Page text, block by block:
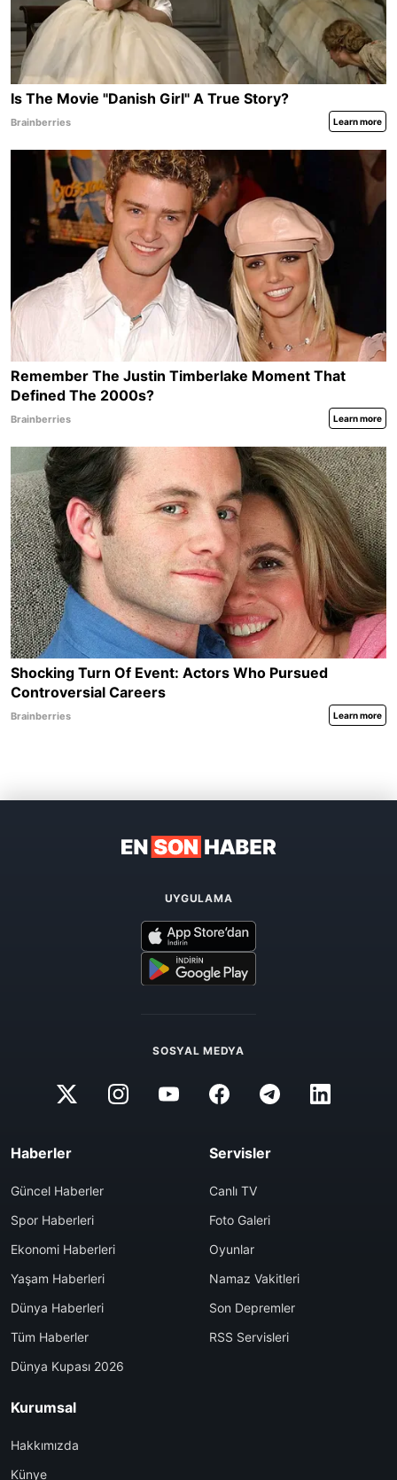
UYGULAMA
SOSYAL MEDYA
Haberler
Güncel Haberler
Spor Haberleri
Ekonomi Haberleri
Yaşam Haberleri
Dünya Haberleri
Tüm Haberler
Dünya Kupası 2026
Servisler
Canlı TV
Foto Galeri
Oyunlar
Namaz Vakitleri
Son Depremler
RSS Servisleri
Kurumsal
Hakkımızda
Künye